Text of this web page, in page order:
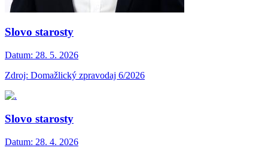
Slovo starosty
Datum: 28. 5. 2026
Zdroj: Domažlický zpravodaj 6/2026
Slovo starosty
Datum: 28. 4. 2026